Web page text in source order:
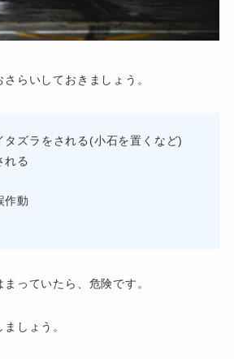
らいしておきましょう。
タズラをされる(小石を置くなど)
れる
作動
っていたら、危険です。
しょう。